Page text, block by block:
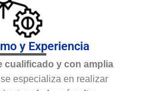
y Experiencia
cualificado y con amplia
se especializa en realizar